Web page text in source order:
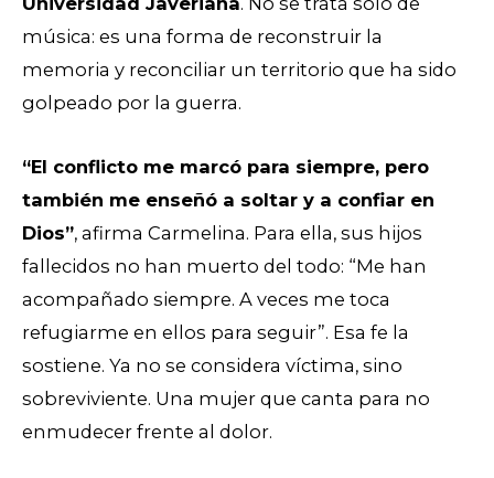
música: es una forma de reconstruir la
memoria y reconciliar un territorio que ha sido
golpeado por la guerra.
“El conflicto me marcó para siempre, pero
también me enseñó a soltar y a confiar en
Dios”, afirma Carmelina. Para ella, sus hijos
fallecidos no han muerto del todo: “Me han
acompañado siempre. A veces me toca
refugiarme en ellos para seguir”. Esa fe la
sostiene. Ya no se considera víctima, sino
sobreviviente. Una mujer que canta para no
enmudecer frente al dolor.